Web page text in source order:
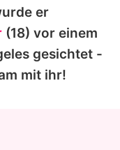
er
(18) vor einem
gesichtet -
mit ihr!